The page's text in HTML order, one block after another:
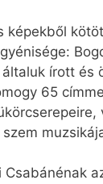
írott
65